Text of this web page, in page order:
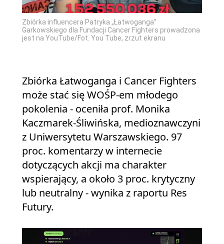
Zbiórka influencera Patryka „Łatwoganga”
Garkowskiego dla Fundacji Cancer Fighters prowadzona
jest na YouTube/Fot. You Tube, zrzut ekranu
Zbiórka Łatwoganga i Cancer Fighters
może stać się WOŚP-em młodego
pokolenia - oceniła prof. Monika
Kaczmarek-Śliwińska, medioznawczyni
z Uniwersytetu Warszawskiego. 97
proc. komentarzy w internecie
dotyczących akcji ma charakter
wspierający, a około 3 proc. krytyczny
lub neutralny - wynika z raportu Res
Futury.